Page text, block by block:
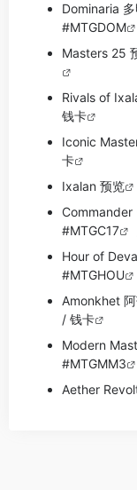
Dominaria
#MTGDOM
Masters 25
Rivals of
钱卡
Iconic
卡
Ixalan 预览
Commander
#MTGC17
Hour of
#MTGHOU
Amonkhet
/ 钱卡
Modern
#MTGMM3
Aether